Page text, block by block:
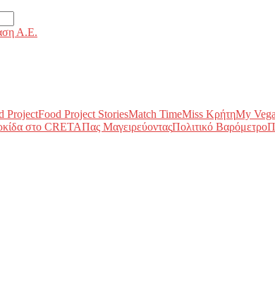
Α.Ε.
ProjectFood Project StoriesMatch TimeMiss ΚρήτηMy
στο CRETAΠας ΜαγειρεύονταςΠολιτικό Βαρόμετρο